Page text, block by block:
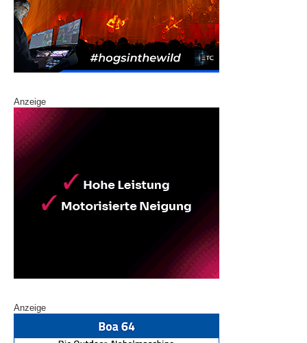
Anzeige
Anzeige